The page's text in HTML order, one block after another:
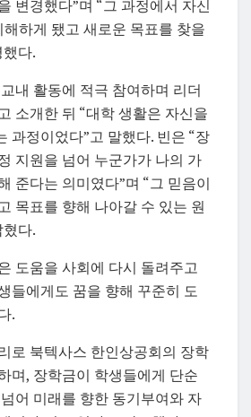
변경했다”며 “그 과정에서 자신
하게 됐고 새로운 목표를 찾을
다.
내 활동에 적극 참여하며 리더
소개한 뒤 “대학 생활은 자신을
과정이었다”고 말했다. 빈은 “장
지원을 넘어 누군가가 나의 가
준다는 의미였다”며 “그 믿음이
목표를 향해 나아갈 수 있는 원
다.
도움을 사회에 다시 돌려주고
들에게도 꿈을 향해 꾸준히 도
.
로 북텍사스 한인상공회의 장학
며, 장학금이 학생들에게 단순
어 미래를 향한 동기부여와 자